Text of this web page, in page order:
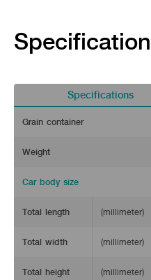
ระบบปรับอากาศ
แอร์คอมเพรสเซอร์ใหญ่
พร้อมหัวจ่ายลม จำนวน
Specifications
Grain container
Weight
Car body size
Total length (millimeter)
Total width (millimeter)
Total height (millimeter)